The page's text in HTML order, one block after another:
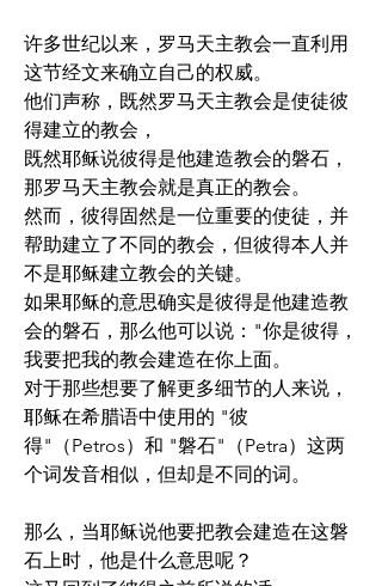
许多世纪以来，罗马天主教会一直利用
这节经文来确立自己的权威。
他们声称，既然罗马天主教会是使徒彼
得建立的教会，
既然耶稣说彼得是他建造教会的磐石，
那罗马天主教会就是真正的教会。
然而，彼得固然是一位重要的使徒，并
帮助建立了不同的教会，但彼得本人并
不是耶稣建立教会的关键。
如果耶稣的意思确实是彼得是他建造教
会的磐石，那么他可以说："你是彼得，
我要把我的教会建造在你上面。
对于那些想要了解更多细节的人来说，
耶稣在希腊语中使用的 "彼
得"（Petros）和 "磐石"（Petra）这两
个词发音相似，但却是不同的词。
那么，当耶稣说他要把教会建造在这磐
石上时，他是什么意思呢？